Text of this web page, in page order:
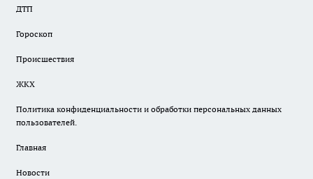
ДТП
Гороскоп
Происшествия
ЖКХ
Политика конфиденциальности и обработки персональных данных
пользователей.
Главная
Новости